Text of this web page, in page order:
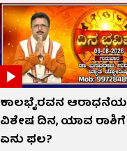
ಕಾಲಭೈರವನ ಆರಾಧನೆಯ
ವಿಶೇಷ ದಿನ, ಯಾವ ರಾಶಿಗೆ
ಏನು ಫಲ?